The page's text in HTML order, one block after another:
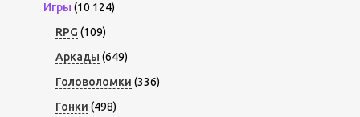
Игры (10 124)
RPG (109)
Аркады (649)
Головоломки (336)
Гонки (498)